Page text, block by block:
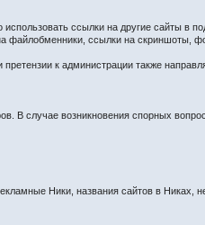
ссылки на другие сайты в
файлобменники, ссылки на скриншоты,
к администрации также
В случае возникновения спорных
Ники, названия сайтов в